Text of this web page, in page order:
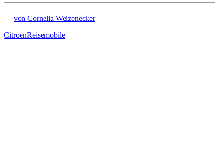
von Cornelia Weizenecker
CitroenReisemobile